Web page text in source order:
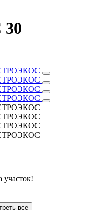
участок!
все